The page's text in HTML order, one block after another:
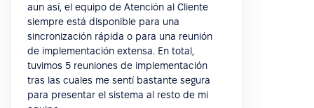
aun así, el equipo de Atención al Cliente
siempre está disponible para una
sincronización rápida o para una reunión
de implementación extensa. En total,
tuvimos 5 reuniones de implementación
tras las cuales me sentí bastante segura
para presentar el sistema al resto de mi